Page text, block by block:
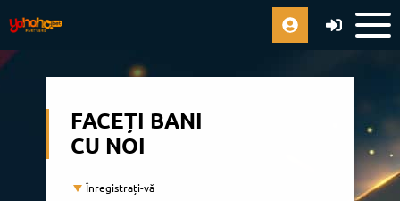
FACEȚI BANI
CU NOI
Înregistrați-vă